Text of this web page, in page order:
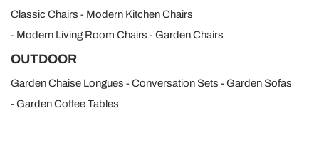
Classic Chairs
Modern Kitchen Chairs
Modern Living Room Chairs
Garden Chairs
OUTDOOR
Garden Chaise Longues Conversation Sets
Garden Sofas
Garden Coffee Tables